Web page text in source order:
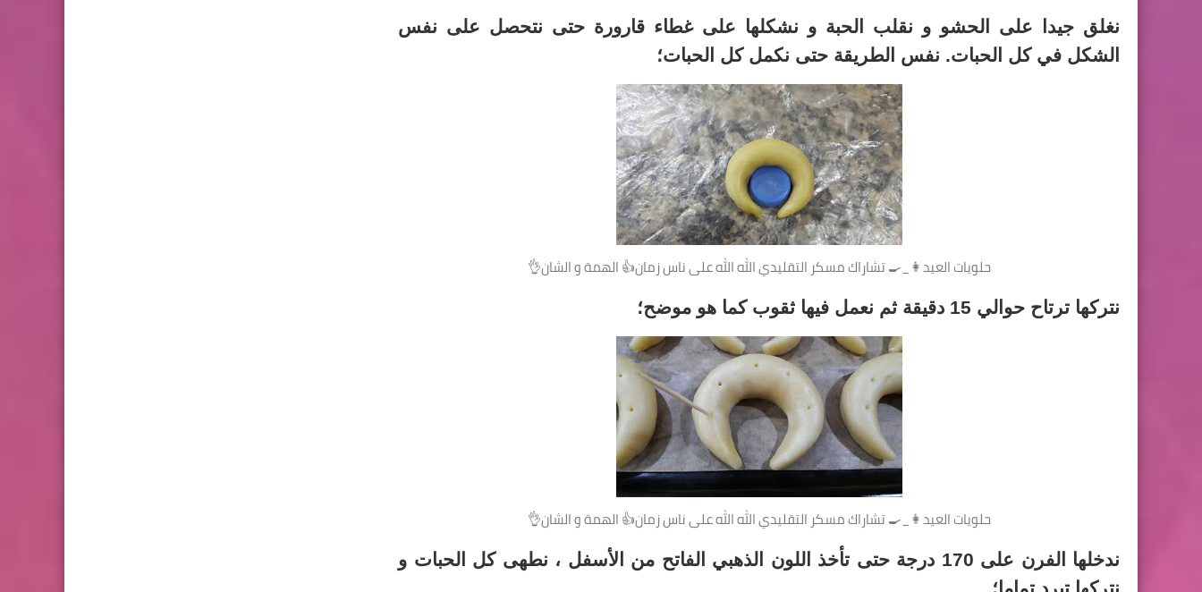
نغلق جيدا على الحشو و نقلب الحبة و نشكلها على غطاء قارورة حتى نتحصل على نفس
الشكل في كل الحبات. نفس الطريقة حتى نكمل كل الحبات؛
حلويات العيد👩_🍳 تشاراك مسكر التقليدي الله الله على ناس زمان👍 الهمة و الشان👌
نتركها ترتاح حوالي 15 دقيقة ثم نعمل فيها ثقوب كما هو موضح؛
حلويات العيد👩_🍳 تشاراك مسكر التقليدي الله الله على ناس زمان👍 الهمة و الشان👌
ندخلها الفرن على 170 درجة حتى تأخذ اللون الذهبي الفاتح من الأسفل ، نطهى كل الحبات و